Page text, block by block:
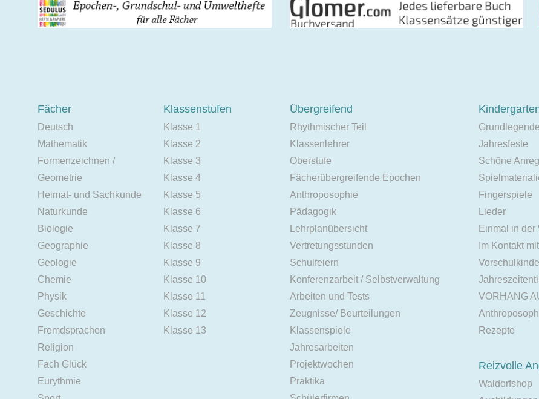
Fächer
Deutsch
Mathematik
Formenzeichnen /
Geometrie
Heimat- und Sachkunde
Naturkunde
Biologie
Geographie
Geologie
Chemie
Physik
Geschichte
Fremdsprachen
Religion
Fach Glück
Eurythmie
Klassenstufen
Klasse 1
Klasse 2
Klasse 3
Klasse 4
Klasse 5
Klasse 6
Klasse 7
Klasse 8
Klasse 9
Klasse 10
Klasse 11
Klasse 12
Klasse 13
Übergreifend
Rhythmischer Teil
Klassenlehrer
Oberstufe
Fächerübergreifende Epochen
Anthroposophie
Pädagogik
Lehrplanübersicht
Vertretungsstunden
Schulfeiern
Konferenzarbeit / Selbstverwaltung
Arbeiten und Tests
Zeugnisse/ Beurteilungen
Klassenspiele
Jahresarbeiten
Projektwochen
Praktika
Jahresfeste
Schöne
Fingerspiele
Lieder
Einmal in der
Im Kontakt
VORHANG
Rezepte
Reizvolle
Waldorfshop